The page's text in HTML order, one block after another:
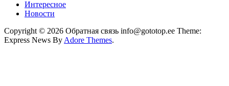
Интересное
Новости
Copyright © 2026 Обратная связь info@gototop.ee Theme:
Express News By Adore Themes.